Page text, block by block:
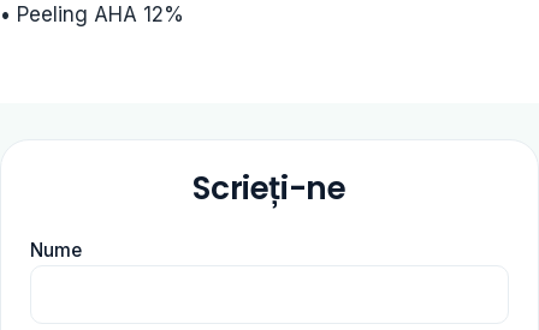
• Peeling AHA 12%
Scrieți-ne
Nume